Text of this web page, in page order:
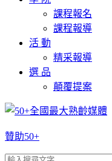
課程報名
課程報導
活 動
精采報導
選 品
顛覆提案
贊助50+